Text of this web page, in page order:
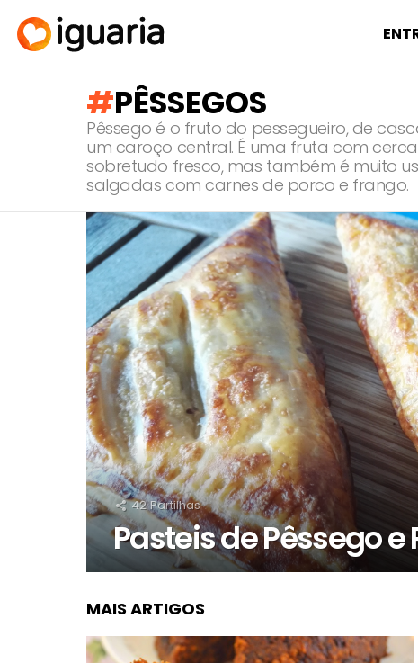
PÊSSEGOS
Pêssego é o fruto do pessegueiro, de
um caroço central. É uma fruta com
sobretudo fresco, mas também é muito
salgadas com carnes de porco e frango.
RECOMENDADOS
42 Partilhas
Pasteis de Pêssego e
MAIS ARTIGOS